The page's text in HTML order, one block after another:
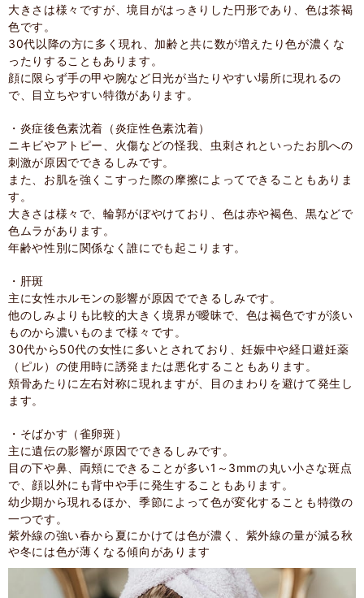
大きさは様々ですが、境目がはっきりした円形であり、色は茶褐
色です。
30代以降の方に多く現れ、加齢と共に数が増えたり色が濃くな
ったりすることもあります。
顔に限らず手の甲や腕など日光が当たりやすい場所に現れるの
で、目立ちやすい特徴があります。
・炎症後色素沈着（炎症性色素沈着）
ニキビやアトピー、火傷などの怪我、虫刺されといったお肌への
刺激が原因でできるしみです。
また、お肌を強くこすった際の摩擦によってできることもありま
す。
大きさは様々で、輪郭がぼやけており、色は赤や褐色、黒などで
色ムラがあります。
年齢や性別に関係なく誰にでも起こります。
・肝斑
主に女性ホルモンの影響が原因でできるしみです。
他のしみよりも比較的大きく境界が曖昧で、色は褐色ですが淡い
ものから濃いものまで様々です。
30代から50代の女性に多いとされており、妊娠中や経口避妊薬
（ピル）の使用時に誘発または悪化することもあります。
頬骨あたりに左右対称に現れますが、目のまわりを避けて発生し
ます。
・そばかす（雀卵斑）
主に遺伝の影響が原因でできるしみです。
目の下や鼻、両頬にできることが多い1～3mmの丸い小さな斑点
で、顔以外にも背中や手に発生することもあります。
幼少期から現れるほか、季節によって色が変化することも特徴の
一つです。
紫外線の強い春から夏にかけては色が濃く、紫外線の量が減る秋
や冬には色が薄くなる傾向があります